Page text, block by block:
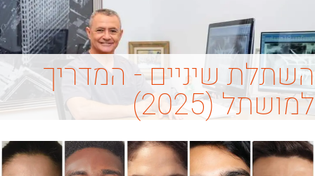
השתלת שיניים - המדריך
למושתל (2025)